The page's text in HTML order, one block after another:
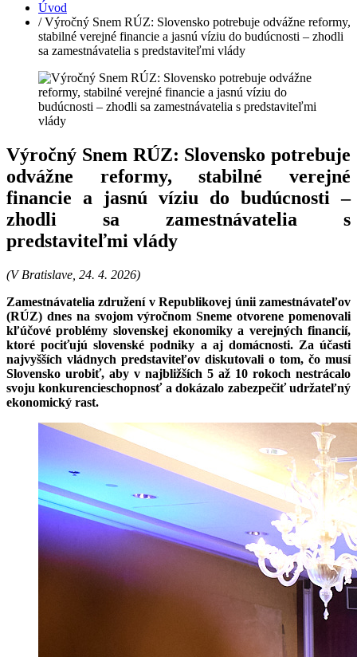
Úvod
/ Výročný Snem RÚZ: Slovensko potrebuje odvážne reformy,
stabilné verejné financie a jasnú víziu do budúcnosti – zhodli
sa zamestnávatelia s predstaviteľmi vlády
Výročný Snem RÚZ: Slovensko potrebuje
odvážne reformy, stabilné verejné
financie a jasnú víziu do budúcnosti –
zhodli sa zamestnávatelia s
predstaviteľmi vlády
(V Bratislave, 24. 4. 2026)
Zamestnávatelia združení v Republikovej únii zamestnávateľov
(RÚZ) dnes na svojom výročnom Sneme otvorene pomenovali
kľúčové problémy slovenskej ekonomiky a verejných financií,
ktoré pociťujú slovenské podniky a aj domácnosti. Za účasti
najvyšších vládnych predstaviteľov diskutovali o tom, čo musí
Slovensko urobiť, aby v najbližších 5 až 10 rokoch nestrácalo
svoju konkurencieschopnosť a dokázalo zabezpečiť udržateľný
ekonomický rast.